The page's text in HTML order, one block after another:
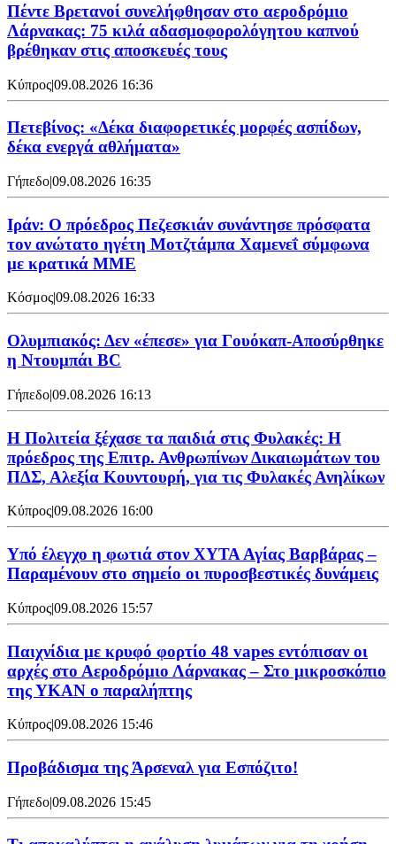
Πέντε Βρετανοί συνελήφθησαν στο αεροδρόμιο
Λάρνακας: 75 κιλά αδασμοφορολόγητου καπνού
βρέθηκαν στις αποσκευές τους
Κύπρος|09.08.2026 16:36
Πετεβίνος: «Δέκα διαφορετικές μορφές ασπίδων,
δέκα ενεργά αθλήματα»
Γήπεδο|09.08.2026 16:35
Ιράν: Ο πρόεδρος Πεζεσκιάν συνάντησε πρόσφατα
τον ανώτατο ηγέτη Μοτζτάμπα Χαμενεΐ σύμφωνα
με κρατικά ΜΜΕ
Κόσμος09.08.2026 16:33
Ολυμπιακός: Δεν «έπεσε» για Γουόκαπ-Αποσύρθηκε
η Ντουμπάι BC
Γήπεδο|09.08.2026 16:13
Η Πολιτεία ξέχασε τα παιδιά στις Φυλακές: Η
πρόεδρος της Επιτρ. Ανθρωπίνων Δικαιωμάτων του
ΠΔΣ, Αλεξία Κουντουρή, για τις Φυλακές Ανηλίκων
Κύπρος|09.08.2026 16:00
Υπό έλεγχο η φωτιά στον ΧΥΤΑ Αγίας Βαρβάρας –
Παραμένουν στο σημείο οι πυροσβεστικές δυνάμεις
Κύπρος|09.08.2026 15:57
Παιχνίδια με κρυφό φορτίο 48 vapes εντόπισαν οι
αρχές στο Αεροδρόμιο Λάρνακας – Στο μικροσκόπιο
της ΥΚΑΝ ο παραλήπτης
Κύπρος|09.08.2026 15:46
Προβάδισμα της Άρσεναλ για Εσπόζιτο!
Γήπεδο|09.08.2026 15:45